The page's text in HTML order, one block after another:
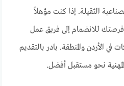
الثقيلة. إذا كنت مؤهلاً
فرصتك للانضمام إلى فريق عمل
الأردن والمنطقة. بادر بالتقديم
المهنية نحو مستقبل أفضل.